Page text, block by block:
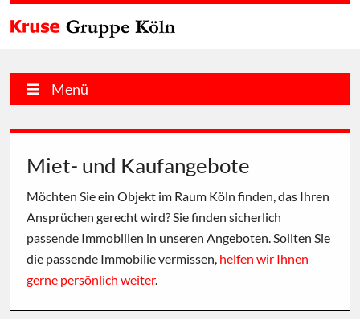
Menü
Miet- und Kaufangebote
Möchten Sie ein Objekt im Raum Köln finden, das Ihren
Ansprüchen gerecht wird? Sie finden sicherlich
passende Immobilien in unseren Angeboten. Sollten Sie
die passende Immobilie vermissen, helfen wir Ihnen
gerne persönlich weiter.